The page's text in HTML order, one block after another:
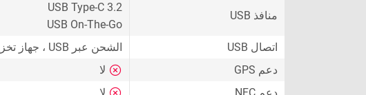
منافذ USB
USB Type-C 3.2
USB On-The-Go
اتصال USB
الشحن عبر USB ، جهاز تخزين جماعي USB (UMS)
دعم GPS
لا